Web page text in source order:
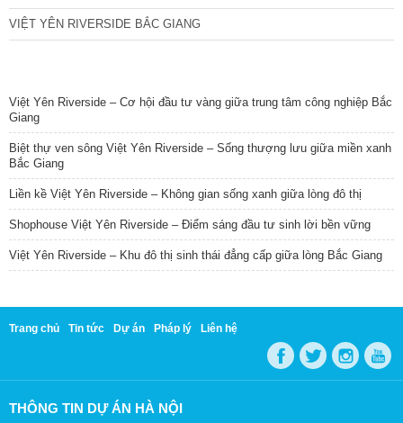
VIỆT YÊN RIVERSIDE BẮC GIANG
Việt Yên Riverside – Cơ hội đầu tư vàng giữa trung tâm công nghiệp Bắc
Giang
Biệt thự ven sông Việt Yên Riverside – Sống thượng lưu giữa miền xanh
Bắc Giang
Liền kề Việt Yên Riverside – Không gian sống xanh giữa lòng đô thị
Shophouse Việt Yên Riverside – Điểm sáng đầu tư sinh lời bền vững
Việt Yên Riverside – Khu đô thị sinh thái đẳng cấp giữa lòng Bắc Giang
Trang chủ Tin tức Dự án Pháp lý Liên hệ
THÔNG TIN DỰ ÁN HÀ NỘI